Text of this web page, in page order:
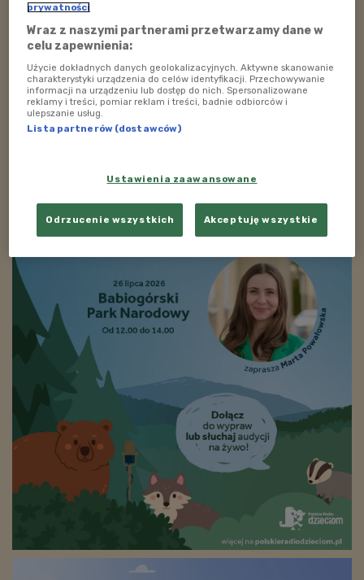
Zobacz więcej na temat:
ZOBACZ TAKŻE
prywatności
Wraz z naszymi partnerami przetwarzamy dane w
celu zapewnienia:
Użycie dokładnych danych geolokalizacyjnych. Aktywne skanowanie
charakterystyki urządzenia do celów identyfikacji. Przechowywanie
informacji na urządzeniu lub dostęp do nich. Spersonalizowane
reklamy i treści, pomiar reklam i treści, badnie odbiorców i
ulepszanie usług.
Lista partnerów (dostawców)
Ustawienia zaawansowane
Odrzucenie wszystkich Akceptuję wszystkie